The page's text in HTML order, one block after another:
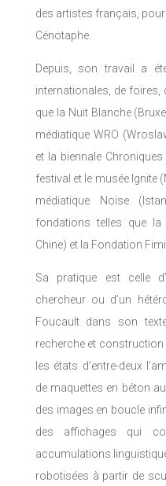
des artistes français,
Cénotaphe.
Depuis, son travail a
internationales, de foires,
que la Nuit Blanche
médiatique WRO
et la biennale
festival et le musée Ignite
médiatique Noise
fondations telles que la
Chine) et la Fondation
Sa pratique est celle
chercheur ou d’un
Foucault dans son texte
recherche et construction
les états d’entre-deux
de maquettes en béton
des images en boucle
des affichages qui
accumulations
robotisées à partir de